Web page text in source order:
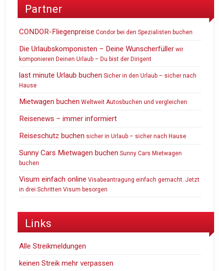
Partner
CONDOR-Fliegenpreise Condor bei den Spezialisten buchen
Die Urlaubskomponisten – Deine Wunscherfüller wir
komponieren Deinen Urlaub – Du bist der Dirigent
last minute Urlaub buchen Sicher in den Urlaub – sicher nach
Hause
Mietwagen buchen Weltweit Autosbuchen und vergleichen
Reisenews – immer informiert
Reiseschutz buchen sicher in Urlaub – sicher nach Hause
Sunny Cars Mietwagen buchen Sunny Cars Mietwagen
buchen
Visum einfach online Visabeantragung einfach gemacht. Jetzt
in drei Schritten Visum besorgen
Links
Alle Streikmeldungen
keinen Streik mehr verpassen